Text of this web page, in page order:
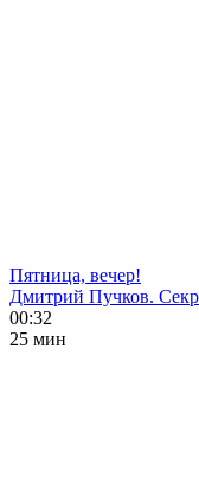
Пятница, вечер!
Дмитрий Пучков.
00:32
25 мин